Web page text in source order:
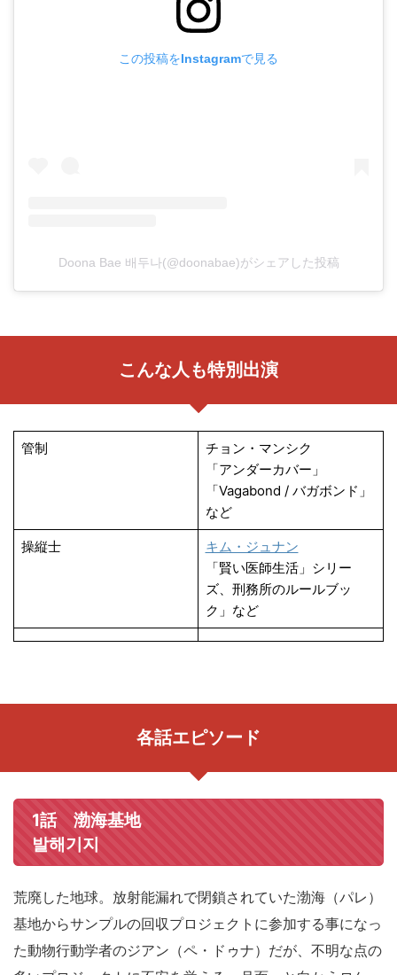
この投稿をInstagramで見る
Doona Bae 배두나(@doonabae)がシェアした投稿
こんな人も特別出演
管制
チョン・マンシク
「アンダーカバー」
「Vagabond / バガボンド」
など
操縦士
キム・ジュナン
「賢い医師生活」シリー
ズ、刑務所のルールブッ
ク」など
各話エピソード
1話 渤海基地
발해기지
荒廃した地球。放射能漏れで閉鎖されていた渤海（パレ）
基地からサンプルの回収プロジェクトに参加する事になっ
た動物行動学者のジアン（ペ・ドゥナ）だが、不明な点の